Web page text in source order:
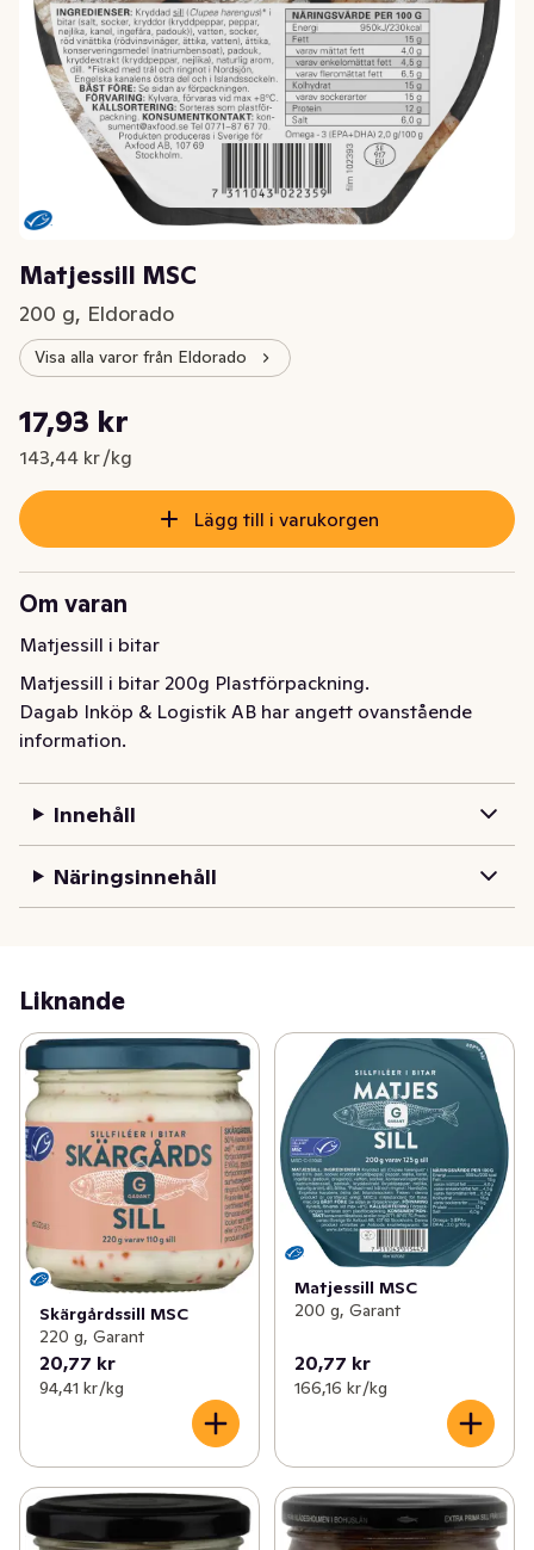
Matjessill MSC
200 g, Eldorado
Visa alla varor från Eldorado
Nuvarande pris är: 17,93 kr
17,93 kr
143,44 kr /kg
Styckpris: 143,44 kr /kg
Lägg till i varukorgen
Om varan
Matjessill i bitar
Matjessill i bitar 200g Plastförpackning.
Dagab Inköp & Logistik AB har angett ovanstående
information.
Innehåll
Näringsinnehåll
Liknande
Skärgårdssill MSC
220 g, Garant
20,77 kr
94,41 kr /kg
Matjessill MSC
200 g, Garant
20,77 kr
166,16 kr /kg